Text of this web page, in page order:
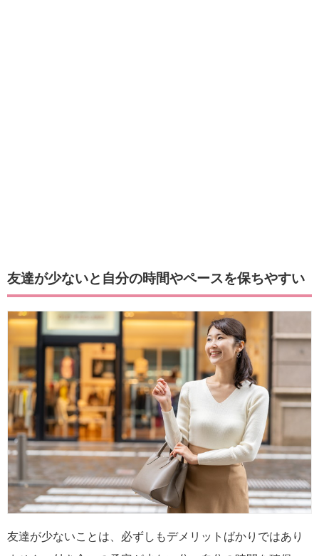
友達が少ないと自分の時間やペースを保ちやすい
友達が少ないことは、必ずしもデメリットばかりではあり